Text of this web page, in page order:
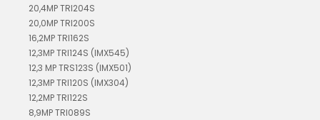
20,4MP TRI204S
20,0MP TRI200S
16,2MP TRI162S
12,3MP TRI124S (IMX545)
12,3 MP TRS123S (IMX501)
12,3MP TRI120S (IMX304)
12,2MP TRI122S
8,9MP TRI089S